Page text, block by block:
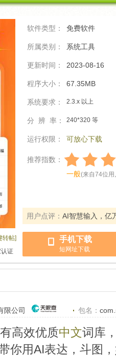
转帖]
证
软件类型： 免费软件
所属类别： 系统工具
更新时间： 2023-08-16
程序大小： 67.35MB
系统要求： 2.3.x 以上
分 辨 率： 240*320 等
运行权限： 可放心下载
推荐指数：
一般(来自74位用
用户点评： AI智慧输入，亿
手机下载
短网址下载
限公司 包名：
有高效优质中文词库
你用AI表达，斗图